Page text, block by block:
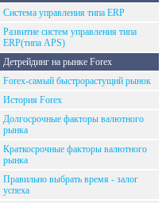
Система управления типа ERP
Развитие систем управления типа
ERP(типа APS)
Детрейдинг на рынке Forex
Forex-самый быстрорастущий рынок
История Forex
Долгосрочные факторы валютного
рынка
Краткосрочные факторы валютного
рынка
Правильно выбрать время - залог
успеха